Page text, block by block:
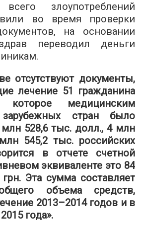
злоупотреблений
во время проверки
на основании
переводил деньги
отсутствуют документы,
лечение 51 гражданина
медицинским
стран было
528,6 тыс. долл., 4 млн
545,2 тыс. российских
в отчете счетной
эквиваленте это 84
Эта сумма составляет
объема средств,
2013–2014 годов и в
года».